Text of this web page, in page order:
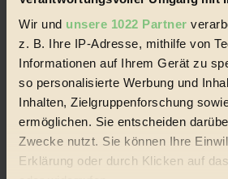
Wir und unsere 1022 Partner
z. B. Ihre IP-Adresse, mithilfe von
Informationen auf Ihrem Gerät zu
so personalisierte Werbung und
Inhalten, Zielgruppenforschung
ermöglichen. Sie entscheiden
Zwecke nutzt. Sie können Ihre
Erklärung oder durch Klicken auf
Landwirtschaft
Regional